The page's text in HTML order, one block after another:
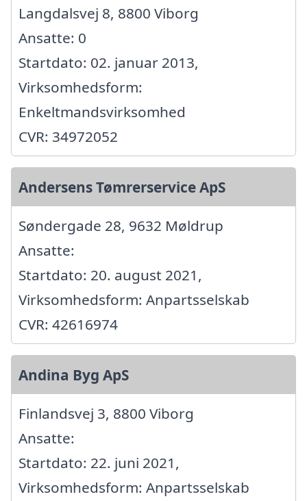
Langdalsvej 8, 8800 Viborg
Ansatte: 0
Startdato: 02. januar 2013,
Virksomhedsform:
Enkeltmandsvirksomhed
CVR: 34972052
Andersens Tømrerservice ApS
Søndergade 28, 9632 Møldrup
Ansatte:
Startdato: 20. august 2021,
Virksomhedsform: Anpartsselskab
CVR: 42616974
Andina Byg ApS
Finlandsvej 3, 8800 Viborg
Ansatte:
Startdato: 22. juni 2021,
Virksomhedsform: Anpartsselskab